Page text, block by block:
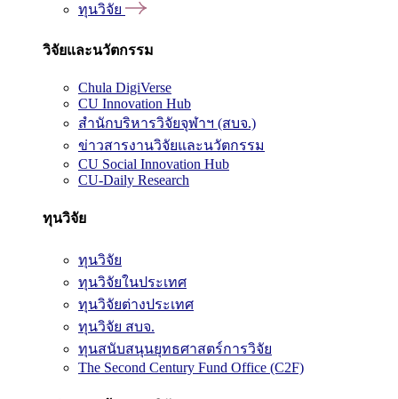
ทุนวิจัย
วิจัยและนวัตกรรม
Chula DigiVerse
CU Innovation Hub
สำนักบริหารวิจัยจุฬาฯ (สบจ.)
ข่าวสารงานวิจัยและนวัตกรรม
CU Social Innovation Hub
CU-Daily Research
ทุนวิจัย
ทุนวิจัย
ทุนวิจัยในประเทศ
ทุนวิจัยต่างประเทศ
ทุนวิจัย สบจ.
ทุนสนับสนุนยุทธศาสตร์การวิจัย
The Second Century Fund Office (C2F)